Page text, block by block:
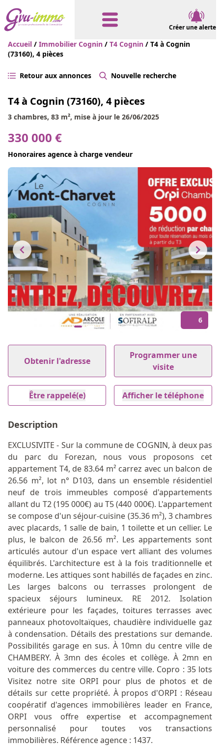
Créer une alerte
Accueil / Immobilier Cognin / T4 Cognin / T4 à Cognin
(73160), 4 pièces
Retour aux annonces Nouvelle recherche
T4 à Cognin (73160), 4 pièces
3 chambres, 83 m², mise à jour le 26/06/2025
330 000 €
Honoraires agence à charge vendeur
6
1
6
Obtenir l'adresse
Programmer une
visite
Être rappelé(e) Afficher le téléphone
Description
EXCLUSIVITE - Sur la commune de COGNIN, à deux pas
du parc du Forezan, nous vous proposons cet
appartement T4, de 83.64 m² carrez avec un balcon de
26.56 m², lot n° D103, dans un ensemble résidentiel
neuf de trois immeubles composé d'appartements
allant du T2 (195 000€) au T5 (440 000€). L'appartement
se compose d'un séjour-cuisine (35.36 m²), 3 chambres
avec placards, 1 salle de bain, 1 toilette et un cellier. Le
plus, le balcon de 26.56 m². Les appartements sont
articulés autour d'un espace vert alliant des volumes
équilibrés. L'architecture est à la fois traditionnelle et
moderne. Les attiques sont habillés de façades en zinc.
Les larges balcons ou terrasses prolongent de
spacieux séjours lumineux. RE 2012. Isolation
extérieure pour les façades, toitures terrasses avec
panneaux photovoltaïques, chaudière individuelle gaz
à condensation. Détails des prestations sur demande.
Possibilités garage en sus. À 10mn du centre ville de
CHAMBERY. À 3mn des écoles et collège. À 2mn en
voiture des commerces du centre ville. Copro : 35 lots
Visitez notre site ORPI pour plus de photos et de
détails sur cette propriété. À propos d'ORPI : Réseau
coopératif d'agences immobilières leader en France,
ORPI vous offre expertise et accompagnement
personnalisé pour toutes vos transactions
immobilières. Référence agence : 1437.